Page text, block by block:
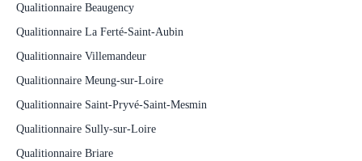
Qualitionnaire Beaugency
Qualitionnaire La Ferté-Saint-Aubin
Qualitionnaire Villemandeur
Qualitionnaire Meung-sur-Loire
Qualitionnaire Saint-Pryvé-Saint-Mesmin
Qualitionnaire Sully-sur-Loire
Qualitionnaire Briare